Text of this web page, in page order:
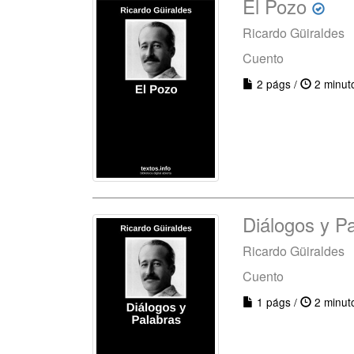
El Pozo
Ricardo Güiraldes
Cuento
2 págs / 2
Diálogos y
Ricardo Güiraldes
Cuento
1 págs / 2